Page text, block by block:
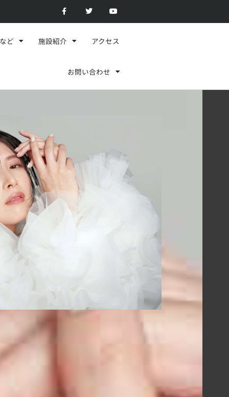
a
c
e
o
o
w
t
e
o
t
b
e
ど 施設紹介 アクセス
お問い合わせ